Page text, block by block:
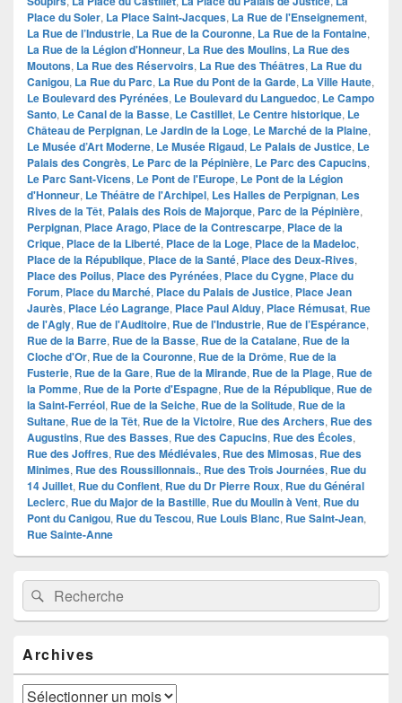
Place du Soler, La Place Saint-Jacques, La Rue de l'Enseignement,
La Rue de l’Industrie, La Rue de la Couronne, La Rue de la Fontaine,
La Rue de la Légion d'Honneur, La Rue des Moulins, La Rue des
Moutons, La Rue des Réservoirs, La Rue des Théâtres, La Rue du
Canigou, La Rue du Parc, La Rue du Pont de la Garde, La Ville Haute,
Le Boulevard des Pyrénées, Le Boulevard du Languedoc, Le Campo
Santo, Le Canal de la Basse, Le Castillet, Le Centre historique, Le
Château de Perpignan, Le Jardin de la Loge, Le Marché de la Plaine,
Le Musée d’Art Moderne, Le Musée Rigaud, Le Palais de Justice, Le
Palais des Congrès, Le Parc de la Pépinière, Le Parc des Capucins,
Le Parc Sant-Vicens, Le Pont de l'Europe, Le Pont de la Légion
d'Honneur, Le Théâtre de l'Archipel, Les Halles de Perpignan, Les
Rives de la Têt, Palais des Rois de Majorque, Parc de la Pépinière,
Perpignan, Place Arago, Place de la Contrescarpe, Place de la
Crique, Place de la Liberté, Place de la Loge, Place de la Madeloc,
Place de la République, Place de la Santé, Place des Deux-Rives,
Place des Poilus, Place des Pyrénées, Place du Cygne, Place du
Forum, Place du Marché, Place du Palais de Justice, Place Jean
Jaurès, Place Léo Lagrange, Place Paul Alduy, Place Rémusat, Rue
de l'Agly, Rue de l'Auditoire, Rue de l'Industrie, Rue de l’Espérance,
Rue de la Barre, Rue de la Basse, Rue de la Catalane, Rue de la
Cloche d'Or, Rue de la Couronne, Rue de la Drôme, Rue de la
Fusterie, Rue de la Gare, Rue de la Mirande, Rue de la Plage, Rue de
la Pomme, Rue de la Porte d'Espagne, Rue de la République, Rue de
la Saint-Ferréol, Rue de la Seiche, Rue de la Solitude, Rue de la
Sultane, Rue de la Têt, Rue de la Victoire, Rue des Archers, Rue des
Augustins, Rue des Basses, Rue des Capucins, Rue des Écoles,
Rue des Joffres, Rue des Médiévales, Rue des Mimosas, Rue des
Minimes, Rue des Roussillonnais., Rue des Trois Journées, Rue du
14 Juillet, Rue du Conflent, Rue du Dr Pierre Roux, Rue du Général
Leclerc, Rue du Major de la Bastille, Rue du Moulin à Vent, Rue du
Pont du Canigou, Rue du Tescou, Rue Louis Blanc, Rue Saint-Jean,
Rue Sainte-Anne
Zone
principale
de
widget
barre
latérale
Recherche :Rechercher
Archives
Archives